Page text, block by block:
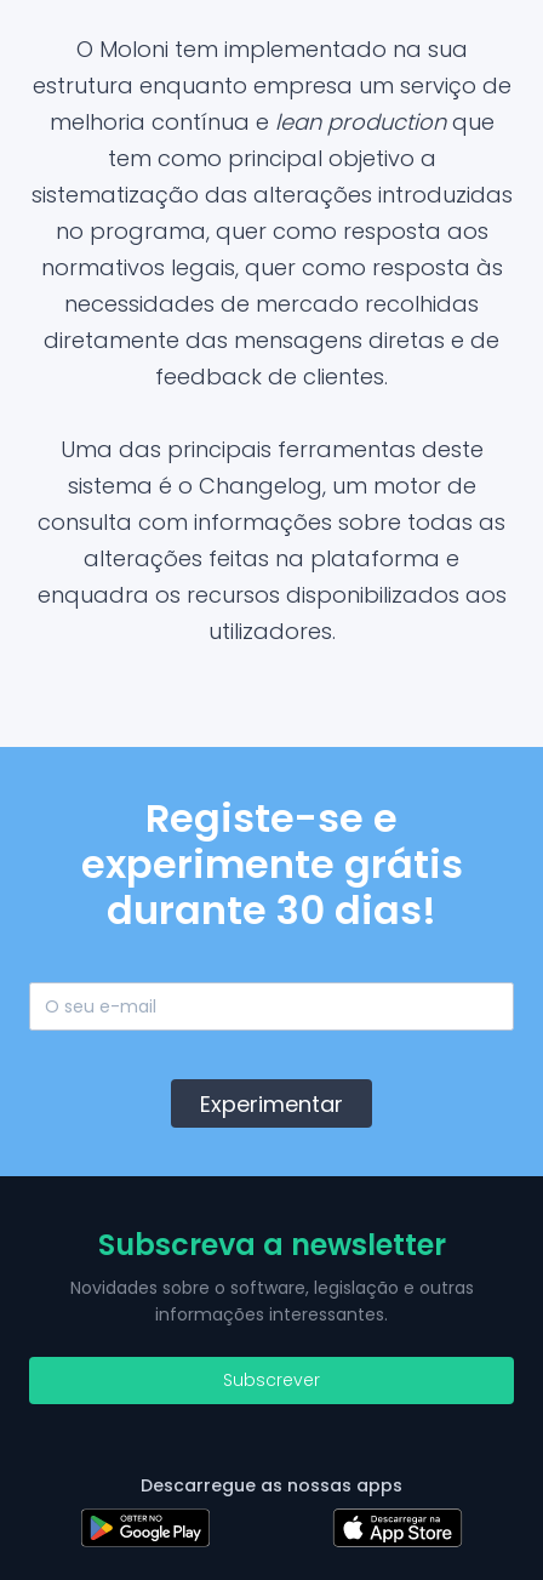
O Moloni tem implementado na sua
estrutura enquanto empresa um serviço de
melhoria contínua e lean productionque
tem como principal objetivo a
sistematização das alterações introduzidas
no programa, quer como resposta aos
normativos legais, quer como resposta às
necessidades de mercado recolhidas
diretamente das mensagens diretas e de
feedback de clientes.
Uma das principais ferramentas deste
sistema é o Changelog, um motor de
consulta com informações sobre todas as
alterações feitas na plataforma e
enquadra os recursos disponibilizados aos
utilizadores.
Registe-se e
experimente grátis
durante 30 dias!
Experimentar
Subscreva a newsletter
Novidades sobre o software, legislação e outras
informações interessantes.
Subscrever
Descarregue as nossas apps